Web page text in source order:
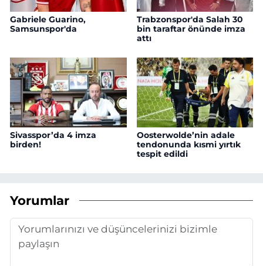
Gabriele Guarino,
Samsunspor'da
Trabzonspor'da Salah 30
bin taraftar önünde imza
attı
Sivasspor’da 4 imza
birden!
Oosterwolde’nin adale
tendonunda kısmi yırtık
tespit edildi
Yorumlar